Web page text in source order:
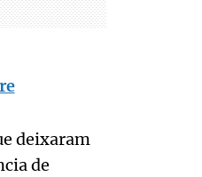
deixaram
de